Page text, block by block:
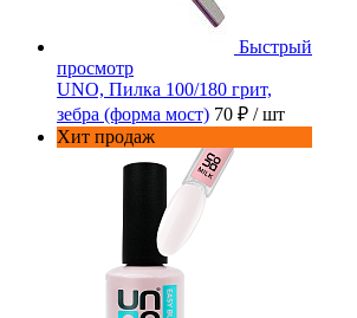
Быстрый
просмотр
UNO, Пилка 100/180 грит,
зебра (форма мост) 70 ₽ / шт
Хит продаж